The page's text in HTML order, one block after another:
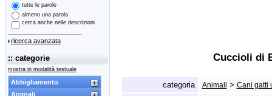
tutte le parole
almeno una parola
cerca anche nelle descrizioni
ricerca avanzata
:: categorie
mostra in modalità testuale
Abbigliamento
Animali
Cuccioli di
categoria Animali > Cani gatti